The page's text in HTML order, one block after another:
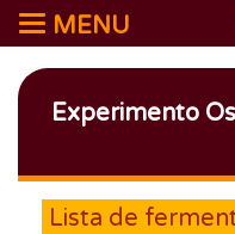
MENU
Experimento
Lista de